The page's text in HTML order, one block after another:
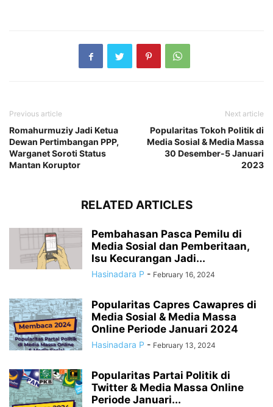
Previous article
Romahurmuziy Jadi Ketua
Dewan Pertimbangan PPP,
Warganet Soroti Status
Mantan Koruptor
Next article
Popularitas Tokoh Politik di
Media Sosial & Media Massa
30 Desember-5 Januari
2023
RELATED ARTICLES
Pembahasan Pasca Pemilu di
Media Sosial dan Pemberitaan,
Isu Kecurangan Jadi...
Hasinadara P - February 16, 2024
Popularitas Capres Cawapres di
Media Sosial & Media Massa
Online Periode Januari 2024
Hasinadara P - February 13, 2024
Popularitas Partai Politik di
Twitter & Media Massa Online
Periode Januari...